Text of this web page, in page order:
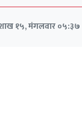
१५, मंगलवार ०५:३७